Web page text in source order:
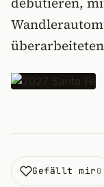
Gefällt mir0